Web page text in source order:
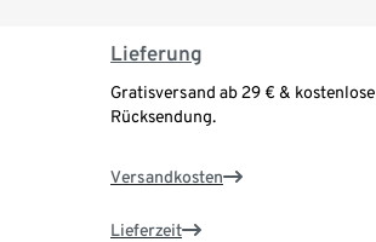
Lieferung
Gratisversand ab 29 € & kostenlose
Rücksendung.
Versandkosten
Lieferzeit